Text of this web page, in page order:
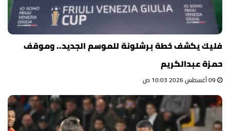
فليك يكشف خطة برشلونة للموسم الجديد.. وموقف
حمزة عبدالكريم